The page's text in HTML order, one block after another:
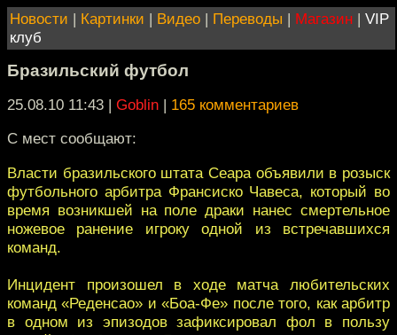
Новости | Картинки | Видео | Переводы | Магазин | VIP
клуб
Бразильский футбол
25.08.10 11:43 | Goblin | 165 комментариев
С мест сообщают:
Власти бразильского штата Сеара объявили в розыск
футбольного арбитра Франсиско Чавеса, который во
время возникшей на поле драки нанес смертельное
ножевое ранение игроку одной из встречавшихся
команд.
Инцидент произошел в ходе матча любительских
команд «Реденсао» и «Боа-Фе» после того, как арбитр
в одном из эпизодов зафиксировал фол в пользу